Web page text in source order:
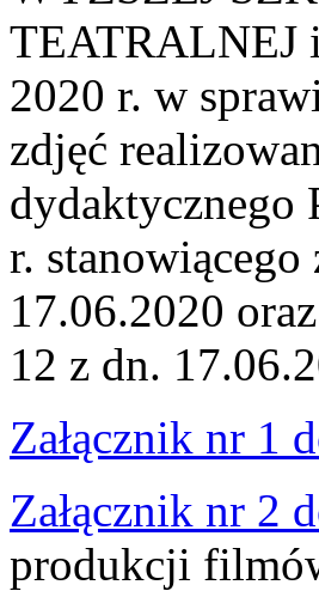
TEATRALNEJ
2020 r. w
zdjęć
dydaktycznego
r. stanowiącego
17.06.2020
12 z dn.
Załącznik nr 1
Załącznik nr 2
produkcji